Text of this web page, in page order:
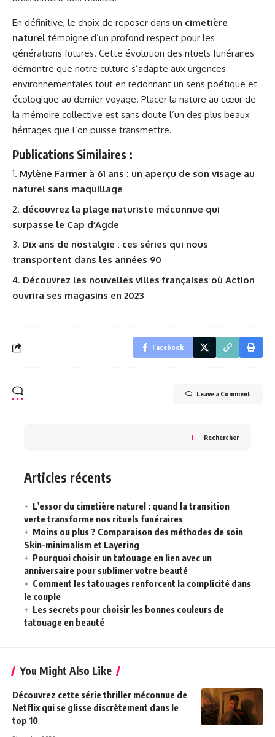
En définitive, le choix de reposer dans un cimetière
naturel témoigne d’un profond respect pour les
générations futures. Cette évolution des rituels funéraires
démontre que notre culture s’adapte aux urgences
environnementales tout en redonnant un sens poétique et
écologique au dernier voyage. Placer la nature au cœur de
la mémoire collective est sans doute l’un des plus beaux
héritages que l’on puisse transmettre.
Publications Similaires :
Mylène Farmer à 61 ans : un aperçu de son visage au
naturel sans maquillage
découvrez la plage naturiste méconnue qui
surpasse le Cap d’Agde
Dix ans de nostalgie : ces séries qui nous
transportent dans les années 90
Découvrez les nouvelles villes françaises où Action
ouvrira ses magasins en 2023
Facebook
Leave a Comment
Rechercher
Articles récents
L’essor du cimetière naturel : quand la transition
verte transforme nos rituels funéraires
Moins ou plus ? Comparaison des méthodes de soin
Skin-minimalism et Layering
Pourquoi choisir un tatouage en lien avec un
anniversaire pour sublimer votre beauté
Comment les tatouages renforcent la complicité dans
le couple
Les secrets pour choisir les bonnes couleurs de
tatouage en beauté
You Might Also Like
Découvrez cette série thriller méconnue de
Netflix qui se glisse discrètement dans le
top 10